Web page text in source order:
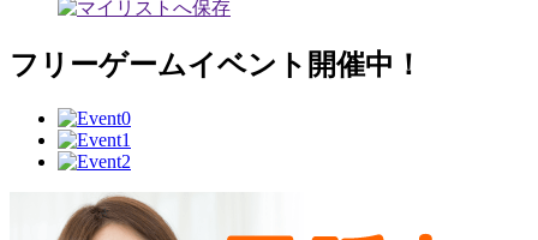
フリーゲームイベント開催中！